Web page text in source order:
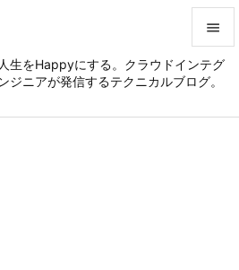
生をHappyにする。クラウドインテグ
ジニアが発信するテクニカルブログ。


メニュ